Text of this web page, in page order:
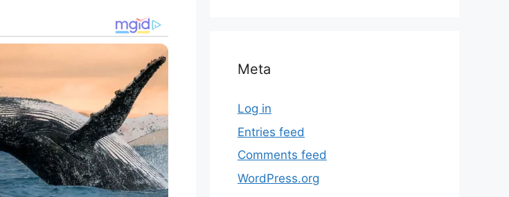
Meta
Log in
Entries feed
Comments feed
WordPress.org